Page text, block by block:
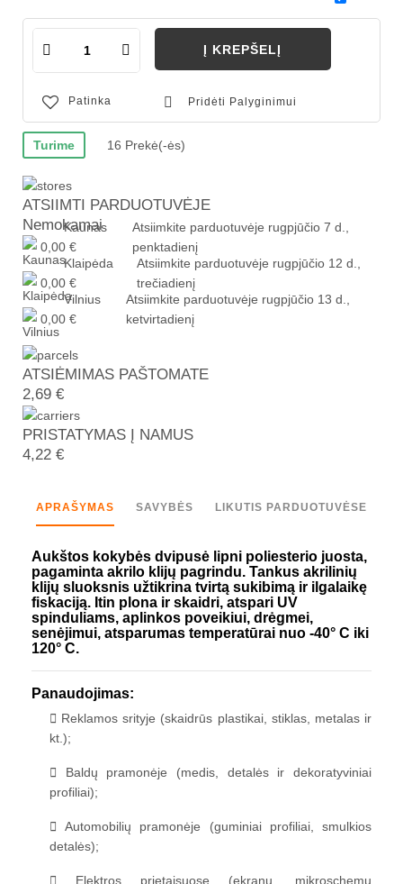
Į KREPŠELĮ
Patinka Pridėti Palyginimui
Turime 16 Prekė(-ės)
ATSIIMTI PARDUOTUVĖJE
Nemokamai
Kaunas
0,00 €
Atsiimkite parduotuvėje rugpjūčio 7 d.,
penktadienį
Klaipėda
0,00 €
Atsiimkite parduotuvėje rugpjūčio 12 d.,
trečiadienį
Vilnius
0,00 €
Atsiimkite parduotuvėje rugpjūčio 13 d.,
ketvirtadienį
ATSIĖMIMAS PAŠTOMATE
2,69 €
PRISTATYMAS Į NAMUS
4,22 €
APRAŠYMAS SAVYBĖS LIKUTIS PARDUOTUVĖSE
Aukštos kokybės dvipusė lipni poliesterio juosta,
pagaminta akrilo klijų pagrindu. Tankus akrilinių
klijų sluoksnis užtikrina tvirtą sukibimą ir ilgalaikę
fiskaciją. Itin plona ir skaidri, atspari UV
spinduliams, aplinkos poveikiui, drėgmei,
senėjimui, atsparumas temperatūrai nuo -40° C iki
120° C.
Panaudojimas:
Reklamos srityje (skaidrūs plastikai, stiklas, metalas ir
kt.);
Baldų pramonėje (medis, detalės ir dekoratyviniai
profiliai);
Automobilių pramonėje (guminiai profiliai, smulkios
detalės);
Elektros prietaisuose (ekranų, mikroschemų